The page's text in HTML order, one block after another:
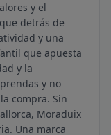
y el
detrás de
y una
que apuesta
y la
y no
compra. Sin
Moraduix
Una marca